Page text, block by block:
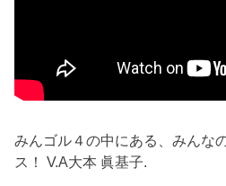
みんゴル４の中にある、みんな
ス！ V.A大本 眞基子.